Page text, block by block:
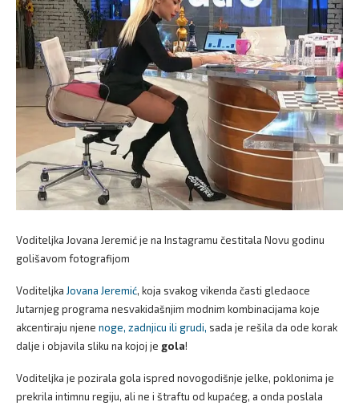
Voditeljka Jovana Jeremić je na Instagramu čestitala Novu godinu
golišavom fotografijom
Voditeljka Jovana Jeremić, koja svakog vikenda časti gledaoce
Jutarnjeg programa nesvakidašnjim modnim kombinacijama koje
akcentiraju njene noge, zadnjicu ili grudi, sada je rešila da ode korak
dalje i objavila sliku na kojoj je gola!
Voditeljka je pozirala gola ispred novogodišnje jelke, poklonima je
prekrila intimnu regiju, ali ne i štraftu od kupaćeg, a onda poslala